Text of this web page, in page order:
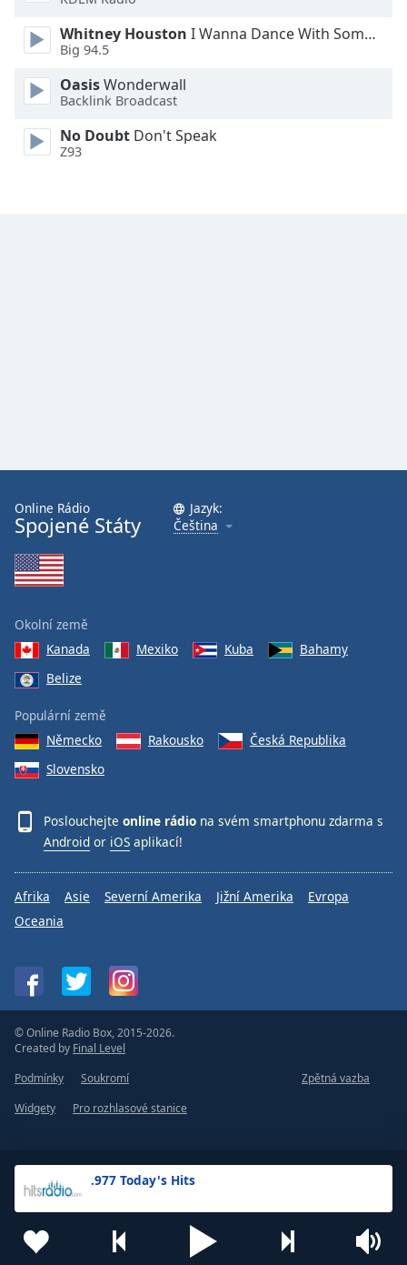
Font
Family
Reset
.977 Today's Hits
Whitney Houston I Wanna Dance With Somebody
Big 94.5
OasisWonderwall
Backlink Broadcast
No Doubt Don't Speak
Z93
Online Rádio
Spojené Státy
Jazyk:
Čeština
Okolní země
Kanada
Mexiko Kuba
Bahamy
Belize
Populární země
Německo
Rakousko
Česká Republika
Slovensko
Poslouchejte online rádio na svém smartphonu zdarma s
Android or iOS aplikací!
Afrika Asie Severní Amerika Jižní Amerika
Evropa
Oceania
© Online Radio Box, 2015-2026.
Created by Final Level
Podmínky
Soukromí
Zpětná vazba
Widgety
Pro rozhlasové stanice